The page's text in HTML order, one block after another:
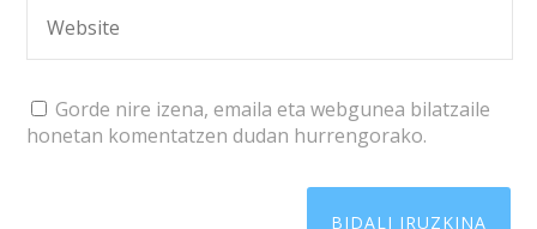
Gorde nire izena, emaila eta webgunea bilatzaile
honetan komentatzen dudan hurrengorako.